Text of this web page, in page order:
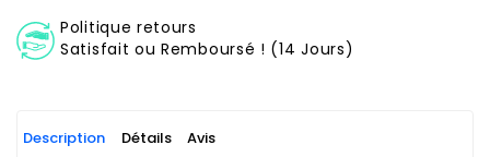
Politique retours
Satisfait ou Remboursé ! (14 Jours)
Description Détails Avis